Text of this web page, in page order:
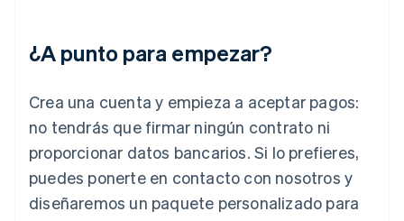
¿A punto para empezar?
Crea una cuenta y empieza a aceptar pagos:
no tendrás que firmar ningún contrato ni
proporcionar datos bancarios. Si lo prefieres,
puedes ponerte en contacto con nosotros y
diseñaremos un paquete personalizado para
India
English
Italia
ItalianoEnglish
Japón
日本語 English
Letonia